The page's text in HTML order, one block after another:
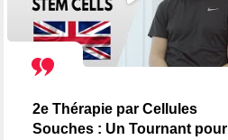
2e Thérapie par Cellules
Souches : Un Tournant pour